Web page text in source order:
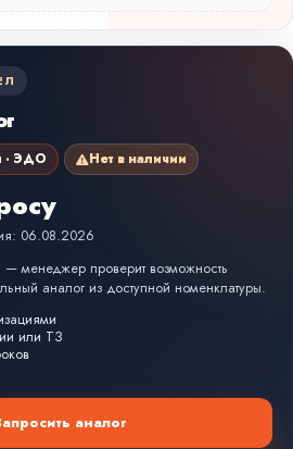
· ЭДО Нет в наличии
06.08.2026
менеджер проверит возможность
аналог из доступной номенклатуры.
или ТЗ
аналог